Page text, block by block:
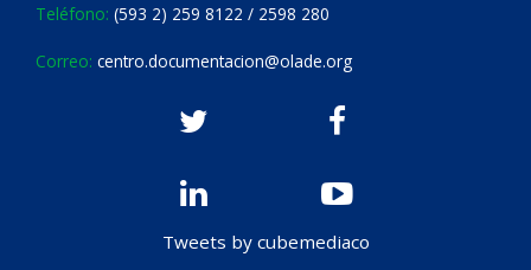
Teléfono: (593 2) 259 8122 / 2598 280
Correo: centro.documentacion@olade.org
Tweets by cubemediaco